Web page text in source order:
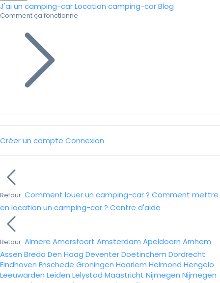
J'ai un camping-carLocation camping-carBlog
Comment ça fonctionne
Créer un compte Connexion
Retour Comment louer un camping-car ? Comment mettre
en location un camping-car ? Centre d'aide
Retour Almere Amersfoort Amsterdam Apeldoorn Arnhem
Assen Breda Den Haag DeventerDoetinchem Dordrecht
Eindhoven Enschede Groningen Haarlem Helmond Hengelo
Leeuwarden Leiden Lelystad Maastricht Nijmegen Nijmegen